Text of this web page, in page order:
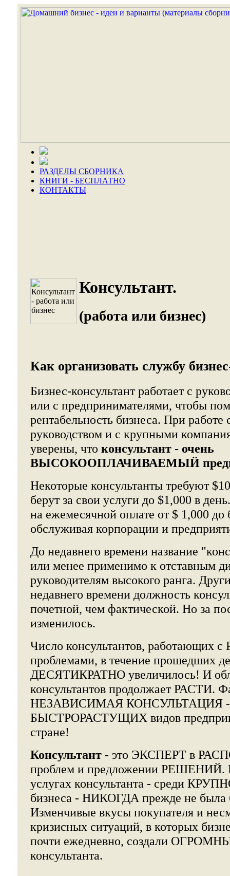
РАЗДЕЛЫ СБОРНИКА
КНИГИ - БЕСПЛАТНО
КОНТАКТЫ
Консультант.
(работа или бизнес)
Как организовать службу
Бизнес-консультант работает с
или с предпринимателями, чтобы
рентабельность бизнеса. При
руководством и с крупными
уверены, что консультант - очень
ВЫСОКООПЛАЧИВАЕМЫЙ
Некоторые консультанты требуют
берут за свои услуги до $1,000 в
на ежемесячной оплате от $ 1,000 до
обслуживая корпорации и
До недавнего времени название
или менее применимо к отставным
руководителям высокого ранга.
недавнего времени должность
почетной, чем фактической. Но за
изменилось.
Число консультантов,
проблемами, в течение прошедших
ДЕСЯТИКРАТНО увеличилось! И
консультантов продолжает РАСТИ.
НЕЗАВИСИМАЯ КОНСУЛЬТАЦИЯ -
БЫСТРОРАСТУЩИХ видов
стране!
Консультант - это ЭКСПЕРТ в
проблем и предложении РЕШЕНИЙ.
услугах консультанта - среди
бизнеса - НИКОГДА прежде не была
Изменчивые вкусы покупателя и
кризисных ситуаций, в которых
почти ежедневно, создали
консультанта.